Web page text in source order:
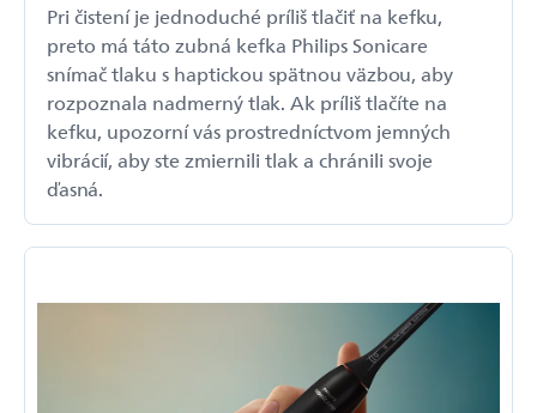
Pri čistení je jednoduché príliš tlačiť na kefku,
preto má táto zubná kefka Philips Sonicare
snímač tlaku s haptickou spätnou väzbou, aby
rozpoznala nadmerný tlak. Ak príliš tlačíte na
kefku, upozorní vás prostredníctvom jemných
vibrácií, aby ste zmiernili tlak a chránili svoje
ďasná.